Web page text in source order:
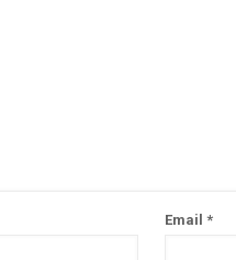
Email*